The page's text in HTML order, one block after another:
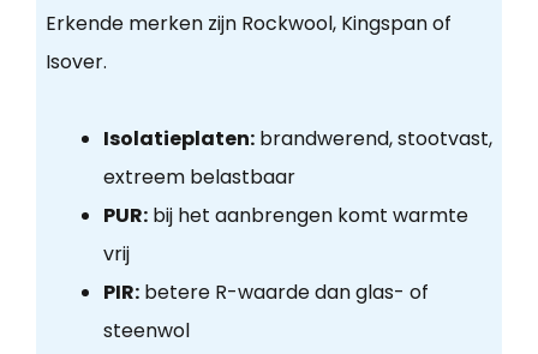
Erkende merken zijn Rockwool, Kingspan of
Isover.
Isolatieplaten:brandwerend, stootvast,
extreem belastbaar
PUR:bij het aanbrengen komt warmte
vrij
PIR:betere R-waarde dan glas- of
steenwol